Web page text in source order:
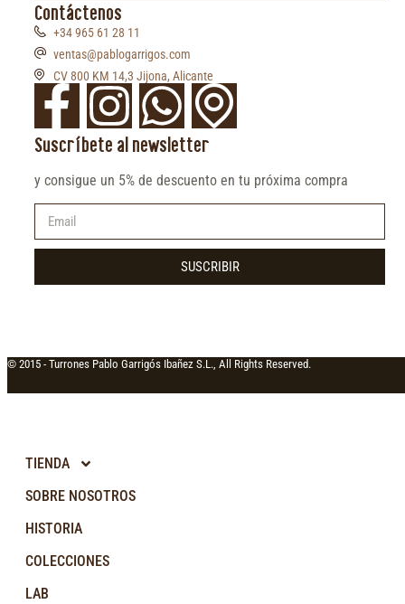
Contáctenos
+34 965 61 28 11
ventas@pablogarrigos.com
CV 800 KM 14,3 Jijona, Alicante
Suscríbete al newsletter
y consigue un 5% de descuento en tu próxima compra
SUSCRIBIR
© 2015 - Turrones Pablo Garrigós Ibañez S.L., All Rights Reserved.
TIENDA
SOBRE NOSOTROS
HISTORIA
COLECCIONES
LAB